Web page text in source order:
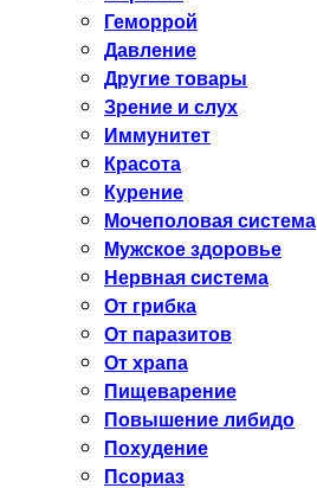
Геморрой
Давление
Другие товары
Зрение и слух
Иммунитет
Красота
Курение
Мочеполовая система
Мужское здоровье
Нервная система
От грибка
От паразитов
От храпа
Пищеварение
Повышение либидо
Похудение
Псориаз